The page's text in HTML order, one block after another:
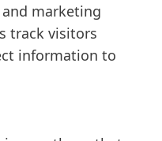
marketing
track visitors
information to